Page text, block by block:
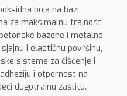
boja na bazi
za maksimalnu trajnost
bazene i metalne
i elastičnu površinu,
sisteme za čišćenje i
i otpornost na
dugotrajnu zaštitu.